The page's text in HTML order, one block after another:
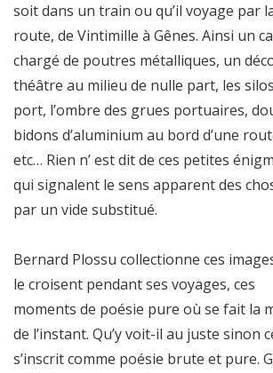
soit dans un train ou qu’il voyage par
route, de Vintimille à Gênes. Ainsi un
chargé de poutres métalliques, un
théâtre au milieu de nulle part, les silos
port, l’ombre des grues portuaires,
bidons d’aluminium au bord d’une
etc… Rien n’ est dit de ces petites
qui signalent le sens apparent des
par un vide substitué.
Bernard Plossu collectionne ces
le croisent pendant ses voyages, ces
moments de poésie pure où se fait la
de l’instant. Qu’y voit-il au juste sinon
s’inscrit comme poésie brute et pure.